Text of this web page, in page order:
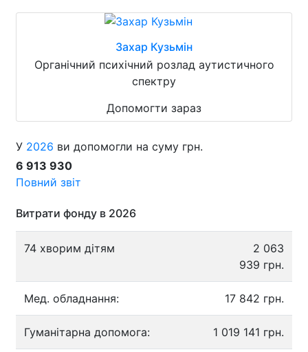
Захар Кузьмін
Органічний психічний розлад аутистичного
спектру
Допомогти зараз
У 2026 ви допомогли на суму грн.
6 913 930
Повний звіт
Витрати фонду в 2026
74 хворим дітям
2 063
939 грн.
Мед. обладнання: 17 842 грн.
Гуманітарна допомога: 1 019 141 грн.